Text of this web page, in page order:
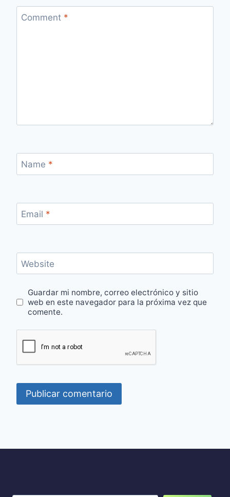
Comment *
Name *
Email *
Website
Guardar mi nombre, correo electrónico y sitio
web en este navegador para la próxima vez que
comente.